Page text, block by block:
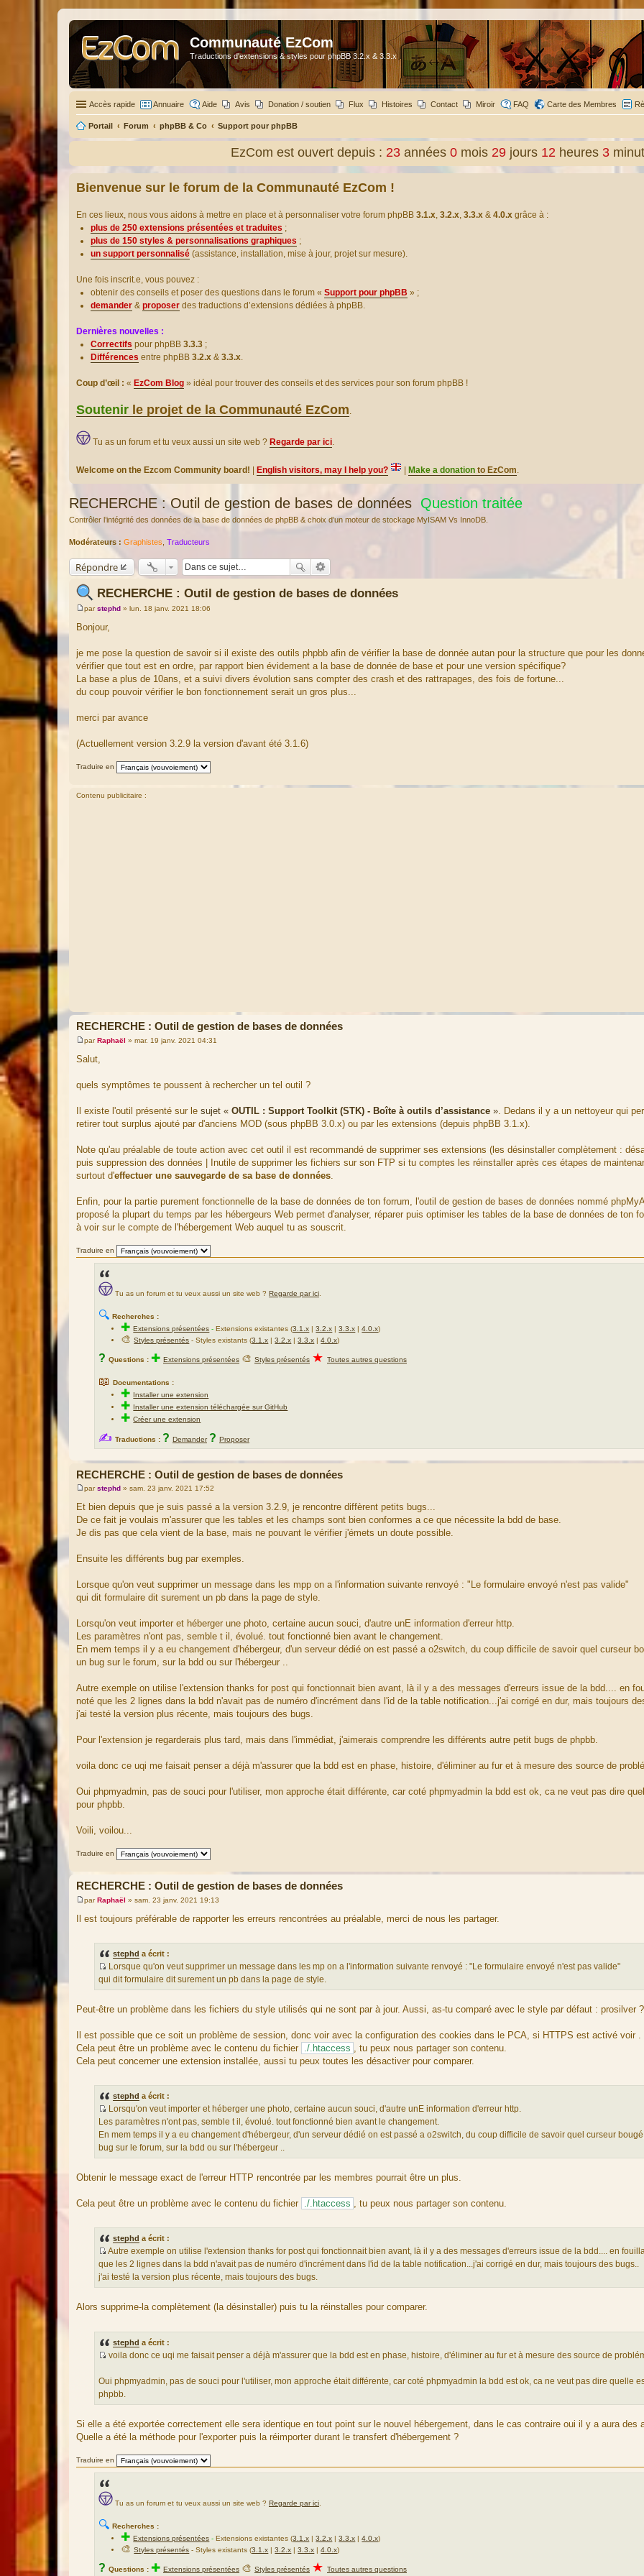
Communauté EzCom
Traductions d'extensions & styles pour phpBB 3.2.x & 3.3.x
Accès rapide Annuaire Aide Avis Donation / soutien Flux Histoires Contact Miroir FAQ Carte des Membres
Portail Forum phpBB & Co Support pour phpBB
EzCom est ouvert depuis : 23 années 0 mois 29 jours 12 heures 3
Bienvenue sur le forum de la Communauté EzCom !
En ces lieux, nous vous aidons à mettre en place et à personnaliser votre forum phpBB 3.1.x, 3.2.x, 3.3.x & 4.0.x grâce à :
plus de 250 extensions présentées et traduites ;
plus de 150 styles & personnalisations graphiques ;
un support personnalisé (assistance, installation, mise à jour, projet sur mesure).
Une fois inscrit.e, vous pouvez :
obtenir des conseils et poser des questions dans le forum « Support pour phpBB » ;
demander & proposer des traductions d’extensions dédiées à phpBB.
Dernières nouvelles :
Correctifs pour phpBB 3.3.3 ;
Différences entre phpBB 3.2.x & 3.3.x.
Coup d’œil : « EzCom Blog » idéal pour trouver des conseils et des services pour son forum phpBB !
Soutenir le projet de la Communauté EzCom.
Tu as un forum et tu veux aussi un site web ? Regarde par ici.
Welcome on the Ezcom Community board! English visitors, may I help you? Make a donation to EzCom.
RECHERCHE : Outil de gestion de bases de données Question traitée
Contrôler l’intégrité des données de la base de données de phpBB & choix d’un moteur de stockage MyISAM Vs InnoDB.
Modérateurs : Graphistes Traducteurs
Répondre
RECHERCHE : Outil de gestion de bases de données
M
s
g
e
parstephd » lun. 18 janv. 2021 18:06
Bonjour,
je me pose la question de savoir si il existe des outils phpbb afin de vérifier la base de donnée autan pour la structure que pour les
vérifier que tout est en ordre, par rapport bien évidement a la base de donnée de base et pour une version spécifique?
La base a plus de 10ans, et a suivi divers évolution sans compter des crash et des rattrapages, des fois de fortune...
du coup pouvoir vérifier le bon fonctionnement serait un gros plus...
merci par avance
(Actuellement version 3.2.9 la version d'avant été 3.1.6)
Traduire en
Contenu publicitaire :
RECHERCHE : Outil de gestion de bases de données
M
e
s
g
parRaphaël » mar. 19 janv. 2021 04:31
Salut,
quels symptômes te poussent à rechercher un tel outil ?
Il existe l'outil présenté sur le sujet « OUTIL : Support Toolkit (STK) - Boîte à outils d’assistance » . Dedans il y a un nettoyeur qui
retirer tout surplus ajouté par d'anciens MOD (sous phpBB 3.0.x) ou par les extensions (depuis phpBB 3.1.x).
Note qu'au préalable de toute action avec cet outil il est recommandé de supprimer ses extensions (les désinstaller complètement :
puis suppression des données | Inutile de supprimer les fichiers sur son FTP si tu comptes les réinstaller après ces étapes de
surtout d'effectuer une sauvegarde de sa base de données
Enfin, pour la partie purement fonctionnelle de la base de données de ton forrum, l'outil de gestion de bases de données nommé
proposé la plupart du temps par les hébergeurs Web permet d'analyser, réparer puis optimiser les tables de la base de données de ton
à voir sur le compte de l'hébergement Web auquel tu as souscrit.
Traduire en
Tu as un forum et tu veux aussi un site web ? Regarde par ici
🔍 Recherches :
✚Extensions présentées -Extensions existantes (3.1.x |3.2.x |3.3.x |4.0.x)
🎨Styles présentés - Styles existants (3.1.x |3.2.x |3.3.x |4.0.x)
? Questions : ✚ Extensions présentées 🎨 Styles présentés ★ Toutes autres questions
📖 Documentations :
✚ Installer une extension
✚ Installer une extension téléchargée sur GitHub
✚Créer une extension
✍ Traductions : ? Demander ? Proposer
RECHERCHE : Outil de gestion de bases de données
e
s
s
a
g
parstephd » sam. 23 janv. 2021 17:52
Et bien depuis que je suis passé a la version 3.2.9, je rencontre diffèrent petits bugs...
De ce fait je voulais m'assurer que les tables et les champs sont bien conformes a ce que nécessite la bdd de base.
Je dis pas que cela vient de la base, mais ne pouvant le vérifier j'émets un doute possible.
Ensuite les différents bug par exemples.
Lorsque qu'on veut supprimer un message dans les mpp on a l'information suivante renvoyé : "Le formulaire envoyé n'est pas valide"
qui dit formulaire dit surement un pb dans la page de style.
Lorsqu'on veut importer et héberger une photo, certaine aucun souci, d'autre unE information d'erreur http.
Les paramètres n'ont pas, semble t il, évolué. tout fonctionné bien avant le changement.
En mem temps il y a eu changement d'hébergeur, d'un serveur dédié on est passé a o2switch, du coup difficile de savoir quel curseur
un bug sur le forum, sur la bdd ou sur l'hébergeur ..
Autre exemple on utilise l'extension thanks for post qui fonctionnait bien avant, là il y a des messages d'erreurs issue de la bdd.... en
noté que les 2 lignes dans la bdd n'avait pas de numéro d'incrément dans l'id de la table notification...j'ai corrigé en dur, mais toujours
j'ai testé la version plus récente, mais toujours des bugs.
Pour l'extension je regarderais plus tard, mais dans l'immédiat, j'aimerais comprendre les différents autre petit bugs de phpbb.
voila donc ce uqi me faisait penser a déjà m'assurer que la bdd est en phase, histoire, d'éliminer au fur et à mesure des source de
Oui phpmyadmin, pas de souci pour l'utiliser, mon approche était différente, car coté phpmyadmin la bdd est ok, ca ne veut pas dire
pour phpbb.
Voili, voilou...
Traduire en
RECHERCHE : Outil de gestion de bases de données
M
s
parRaphaël » sam. 23 janv. 2021 19:13
Il est toujours préférable de rapporter les erreurs rencontrées au préalable, merci de nous les partager.
stephd a écrit :
S
o
r
e
d
u
e
s
s
a
g
e
Lorsque qu'on veut supprimer un message dans les mp on a l'information suivante renvoyé : "Le formulaire envoyé n'est pas valide"
qui dit formulaire dit surement un pb dans la page de style.
Peut-être un problème dans les fichiers du style utilisés qui ne sont par à jour. Aussi, as-tu comparé avec le style par défaut : prosilver ?
Il est possible que ce soit un problème de session, donc voir avec la configuration des cookies dans le PCA, si HTTPS est activé voir .
Cela peut être un problème avec le contenu du fichier ./.htaccess , tu peux nous partager son contenu.
Cela peut concerner une extension installée, aussi tu peux toutes les désactiver pour comparer.
stephd a écrit :
S
o
u
r
e
u
e
s
s
a
g
Lorsqu'on veut importer et héberger une photo, certaine aucun souci, d'autre unE information d'erreur http.
Les paramètres n'ont pas, semble t il, évolué. tout fonctionné bien avant le changement.
En mem temps il y a eu changement d'hébergeur, d'un serveur dédié on est passé a o2switch, du coup difficile de savoir quel curseur
bug sur le forum, sur la bdd ou sur l'hébergeur ..
Obtenir le message exact de l'erreur HTTP rencontrée par les membres pourrait être un plus.
Cela peut être un problème avec le contenu du fichier ./.htaccess , tu peux nous partager son contenu.
stephd a écrit :
S
o
u
c
d
u
e
s
s
g
e
Autre exemple on utilise l'extension thanks for post qui fonctionnait bien avant, là il y a des messages d'erreurs issue de la bdd.... en
que les 2 lignes dans la bdd n'avait pas de numéro d'incrément dans l'id de la table notification...j'ai corrigé en dur, mais toujours des bugs..
j'ai testé la version plus récente, mais toujours des bugs.
Alors supprime-la complètement (la désinstaller) puis tu la réinstalles pour comparer.
stephd a écrit :
o
u
r
e
d
m
e
s
s
g
voila donc ce uqi me faisait penser a déjà m'assurer que la bdd est en phase, histoire, d'éliminer au fur et à mesure des source de
Oui phpmyadmin, pas de souci pour l'utiliser, mon approche était différente, car coté phpmyadmin la bdd est ok, ca ne veut pas dire quelle
phpbb.
Si elle a été exportée correctement elle sera identique en tout point sur le nouvel hébergement, dans le cas contraire oui il y a aura des
Quelle a été la méthode pour l'exporter puis la réimporter durant le transfert d'hébergement ?
Traduire en
Tu as un forum et tu veux aussi un site web ? Regarde par ici
🔍 Recherches :
✚Extensions présentées -Extensions existantes (3.1.x |3.2.x |3.3.x |4.0.x)
🎨Styles présentés - Styles existants (3.1.x |3.2.x |3.3.x |4.0.x)
? Questions : ✚ Extensions présentées 🎨 Styles présentés ★ Toutes autres questions